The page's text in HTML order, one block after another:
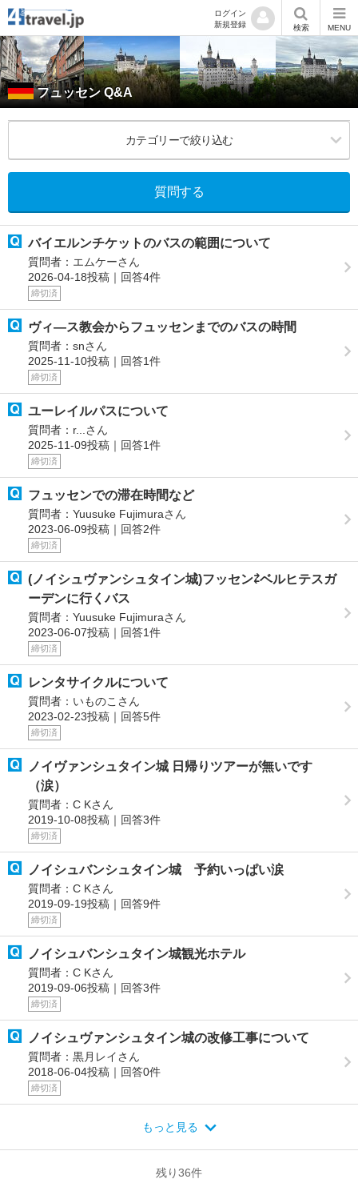
ログイン
新規登録
検索 MENU
フュッセン Q&A
カテゴリーで絞り込む
質問する
バイエルンチケットのバスの範囲について
質問者：エムケーさん
2026-04-18投稿｜回答4件
締切済
ヴィ―ス教会からフュッセンまでのバスの時間
質問者：snさん
2025-11-10投稿｜回答1件
締切済
ユーレイルパスについて
質問者：r...さん
2025-11-09投稿｜回答1件
締切済
フュッセンでの滞在時間など
質問者：Yuusuke Fujimuraさん
2023-06-09投稿｜回答2件
締切済
(ノイシュヴァンシュタイン城)フッセン⇄ベルヒテスガ
ーデンに行くバス
質問者：Yuusuke Fujimuraさん
2023-06-07投稿｜回答1件
締切済
レンタサイクルについて
質問者：いものこさん
2023-02-23投稿｜回答5件
締切済
ノイヴァンシュタイン城 日帰りツアーが無いです
（涙）
質問者：C Kさん
2019-10-08投稿｜回答3件
締切済
ノイシュバンシュタイン城 予約いっぱい涙
質問者：C Kさん
2019-09-19投稿｜回答9件
締切済
ノイシュバンシュタイン城観光ホテル
質問者：C Kさん
2019-09-06投稿｜回答3件
締切済
ノイシュヴァンシュタイン城の改修工事について
質問者：黒月レイさん
2018-06-04投稿｜回答0件
締切済
もっと見る
残り36件